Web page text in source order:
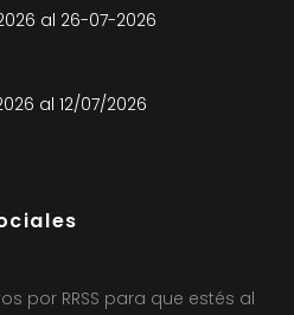
al 26-07-2026
al 12/07/2026
por RRSS para que estés al